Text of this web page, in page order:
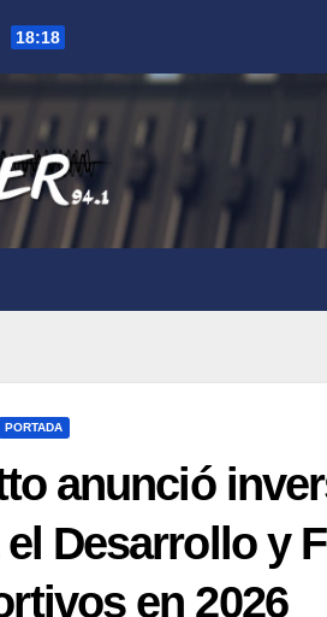
18:18
PORTADA
anunció
el Desarrollo y
en 2026